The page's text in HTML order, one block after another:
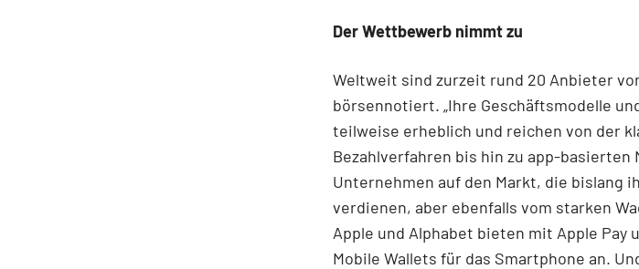
Der Wettbewerb nimmt zu
Weltweit sind zurzeit rund 20 Anbieter
börsennotiert. „Ihre Geschäftsmodelle
teilweise erheblich und reichen von der
Bezahlverfahren bis hin zu app-basierten
Unternehmen auf den Markt, die bislang
verdienen, aber ebenfalls vom starken
Apple und Alphabet bieten mit Apple Pay
Mobile Wallets für das Smartphone an.